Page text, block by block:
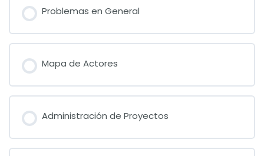
Problemas en General
Mapa de Actores
Administración de Proyectos